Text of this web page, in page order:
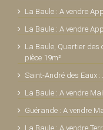
La Baule : A vendre
La Baule : A vendre
La Baule, Quartier des
pièce 19m²
Saint-André des Eaux :
La Baule : A vendre
Guérande : A vendre
La Baule : A vendre